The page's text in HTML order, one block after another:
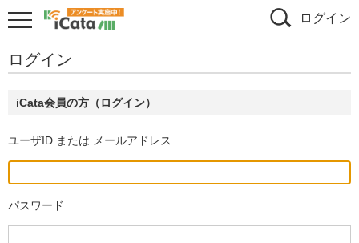
ログイン
ログイン
iCata会員の方（ログイン）
ユーザID または メールアドレス
パスワード